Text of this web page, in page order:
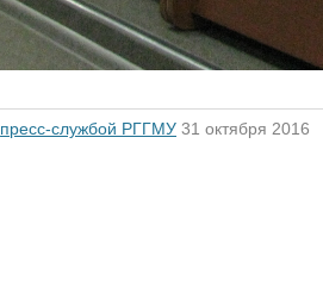
пресс-службой РГГМУ 31 октября 2016